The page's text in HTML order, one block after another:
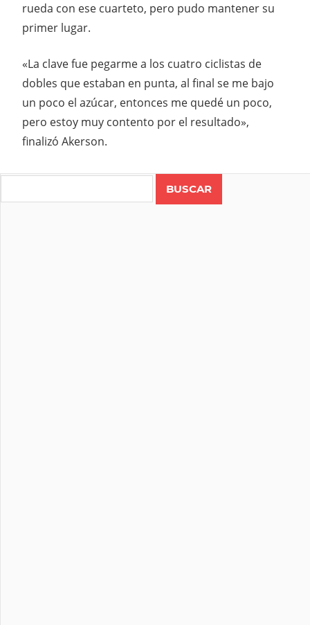
rueda con ese cuarteto, pero pudo mantener su
primer lugar.
«La clave fue pegarme a los cuatro ciclistas de
dobles que estaban en punta, al final se me bajo
un poco el azúcar, entonces me quedé un poco,
pero estoy muy contento por el resultado»,
finalizó Akerson.